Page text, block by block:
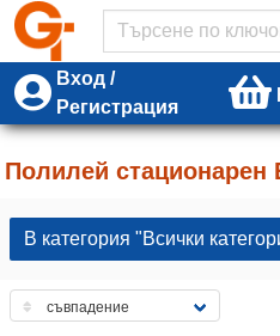
Вход /
Регистрация
Полилей стационарен
В категория "Всички